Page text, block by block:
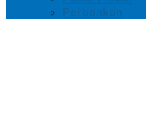
Perbankan